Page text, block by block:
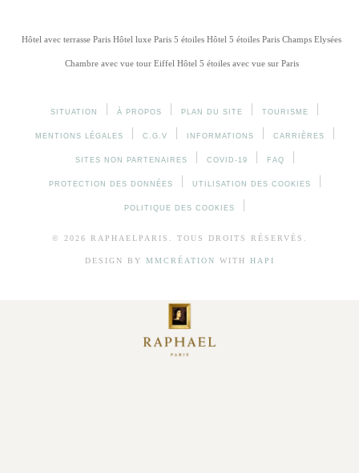
Hôtel avec terrasse Paris Hôtel luxe Paris 5 étoiles Hôtel 5 étoiles Paris Champs Elysées
Chambre avec vue tour Eiffel Hôtel 5 étoiles avec vue sur Paris
SITUATION À PROPOS PLAN DU SITE TOURISME
MENTIONS LÉGALES C.G.V INFORMATIONS CARRIÈRES
SITES NON PARTENAIRES COVID-19 FAQ
PROTECTION DES DONNÉES UTILISATION DES COOKIES
POLITIQUE DES COOKIES
© 2026 RAPHAELPARIS. TOUS DROITS RÉSERVÉS.
DESIGN BY MMCRÉATION WITH HAPI